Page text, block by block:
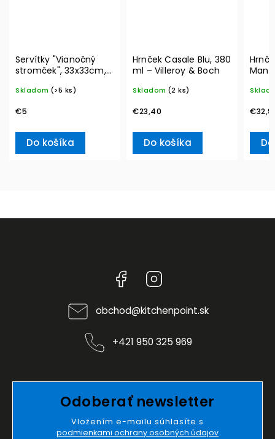
Servítky "Vianočný
stromček", 33x33cm,
L– Villeroy & Boch
Skladom (>5 ks)
€5
Do košíka
Hrnček Casale Blu, 380
ml – Villeroy & Boch
Skladom (2 ks)
€23,40
Do košíka
Boch
Facebook
obchod@kitchenpoint.sk
+421 950 325 969
Odoberať newsletter
Vložením e-mailu súhlasíte s
podmienkami ochrany osobných údajov